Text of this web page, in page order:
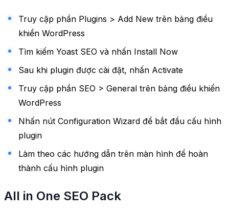
Truy cập phần Plugins > Add New trên bảng điều
khiển WordPress
Tìm kiếm Yoast SEO và nhấn Install Now
Sau khi plugin được cài đặt, nhấn Activate
Truy cập phần SEO > General trên bảng điều khiển
WordPress
Nhấn nút Configuration Wizard để bắt đầu cấu hình
plugin
Làm theo các hướng dẫn trên màn hình để hoàn
thành cấu hình plugin
All in One SEO Pack